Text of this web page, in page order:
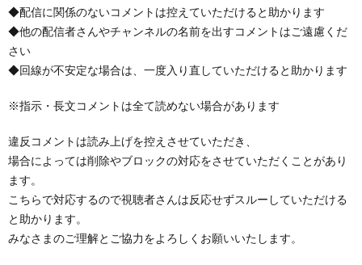
◆配信に関係のないコメントは控えていただけると助かります
◆他の配信者さんやチャンネルの名前を出すコメントはご遠慮くだ
さい
◆回線が不安定な場合は、一度入り直していただけると助かります
※指示・長文コメントは全て読めない場合があります
違反コメントは読み上げを控えさせていただき、
場合によっては削除やブロックの対応をさせていただくことがあり
ます。
こちらで対応するので視聴者さんは反応せずスルーしていただける
と助かります。
みなさまのご理解とご協力をよろしくお願いいたします。